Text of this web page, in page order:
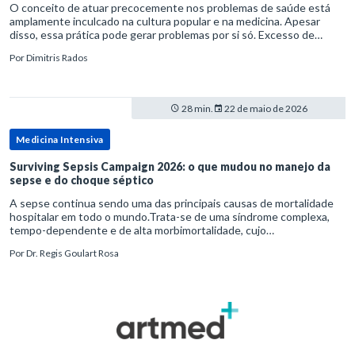
O conceito de atuar precocemente nos problemas de saúde está
amplamente inculcado na cultura popular e na medicina. Apesar
disso, essa prática pode gerar problemas por si só. Excesso de
PorDimitris Rados
28 min. 22 de maio de 2026
Medicina Intensiva
Surviving Sepsis Campaign 2026: o que mudou no manejo da
sepse e do choque séptico
A sepse continua sendo uma das principais causas de mortalidade
hospitalar em todo o mundo.Trata-se de uma síndrome complexa,
tempo-dependente e de alta morbimortalidade, cujo
para o desfe
PorDr. Regis Goulart Rosa